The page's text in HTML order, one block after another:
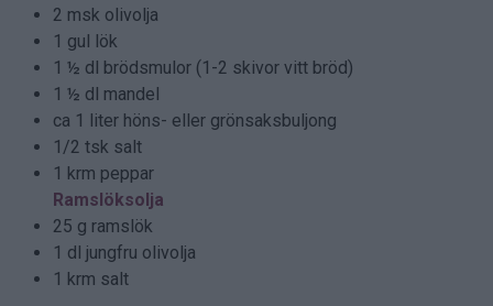
2 msk olivolja
1 gul lök
1 ½ dl brödsmulor (1-2 skivor vitt bröd)
1 ½ dl mandel
ca 1 liter höns- eller grönsaksbuljong
1/2 tsk salt
1 krm peppar
Ramslöksolja
25 g ramslök
1 dl jungfru olivolja
1 krm salt